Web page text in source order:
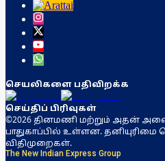
செயலிகளை பதிவிறக்க
செய்திப் பிரிவுகள்
©2026 தினமணி மற்றும் அதன்
பாதுகாப்பில் உள்ளன.
விதிமுறைகள்.
The New Indian Express Group